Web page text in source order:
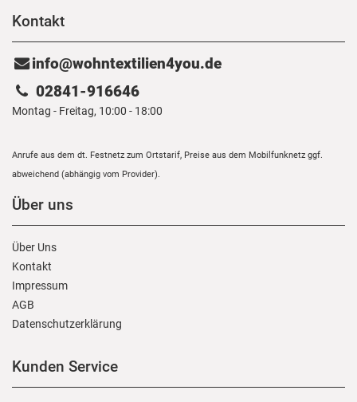
Kontakt
info@wohntextilien4you.de
02841-916646
Montag - Freitag, 10:00 - 18:00
Anrufe aus dem dt. Festnetz zum Ortstarif, Preise aus dem Mobilfunknetz ggf.
abweichend (abhängig vom Provider).
Über uns
Über Uns
Kontakt
Impressum
AGB
Daten­schutz­erklärung
Kunden Service